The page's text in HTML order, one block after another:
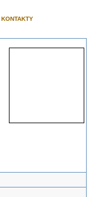
KONTAKTY